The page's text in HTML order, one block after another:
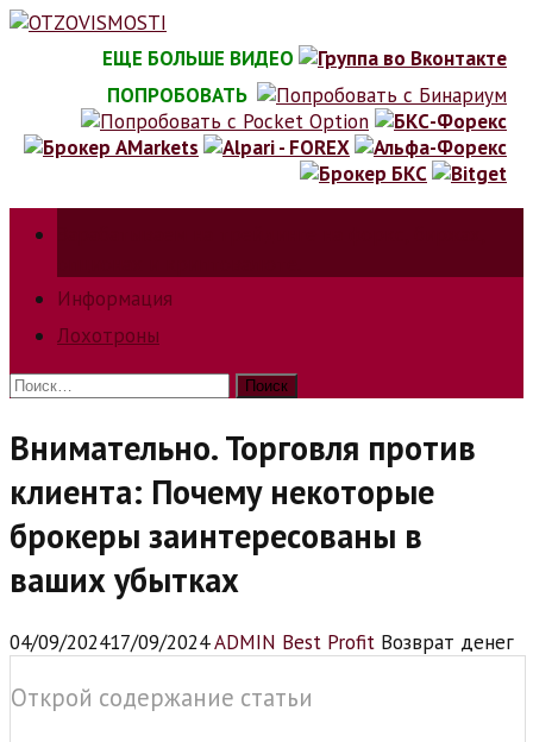
Skip
ЕЩЕ БОЛЬШЕ ВИДЕО
ПОПРОБОВАТЬ
Информация
Лохотроны
Найти:
Внимательно. Торговля против
клиента: Почему некоторые
брокеры заинтересованы в
ваших убытках
04/09/202417/09/2024ADMIN Best Profit Возврат денег
Открой содержание статьи